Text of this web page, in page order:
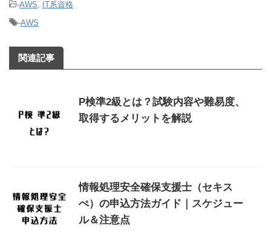
-AWS
IT系資格
-AWS
関連記事
P検準2級とは？試験内容や難易度、
取得するメリットを解説
情報処理安全確保支援士（セキス
ぺ）の申込方法ガイド｜スケジュー
ル＆注意点